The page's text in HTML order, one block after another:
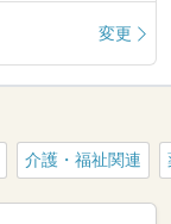
変更
介護・福祉関連